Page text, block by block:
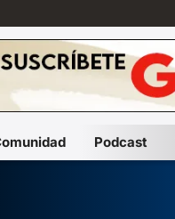
Podcast